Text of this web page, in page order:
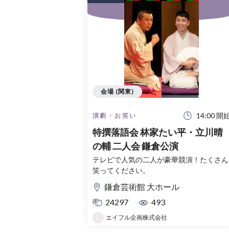
演劇・お笑い 14:00 開
特撰落語会 林家たい平・立川晴
の輔 二人会 鎌倉公演
テレビで人気の二人が豪華競演！たくさん
笑ってください。
鎌倉芸術館 大ホール
24297
493
エイフル企画株式会社
会場 (関東)